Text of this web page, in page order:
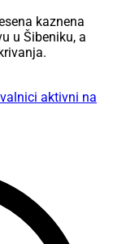
kaznena
u Šibeniku, a
aktivni na